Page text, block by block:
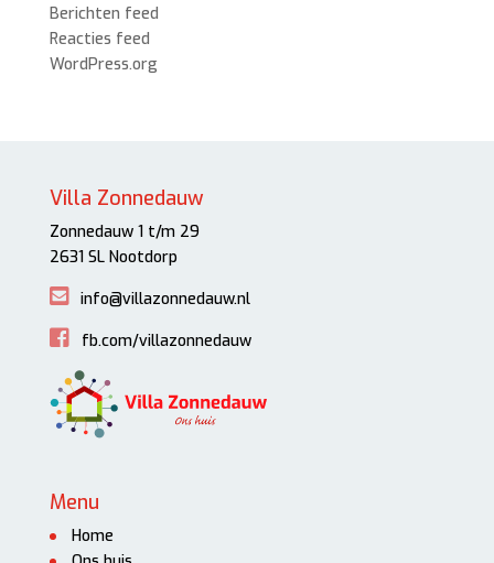
Berichten feed
Reacties feed
WordPress.org
Villa Zonnedauw
Zonnedauw 1 t/m 29
2631 SL Nootdorp
info@villazonnedauw.nl
fb.com/villazonnedauw
Menu
Home